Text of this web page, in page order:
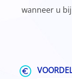
wanneer u